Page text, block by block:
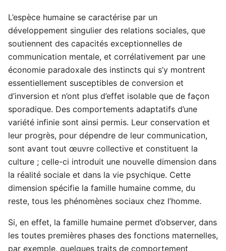
L’espèce humaine se caractérise par un
développement singulier des relations sociales, que
soutiennent des capacités exceptionnelles de
communication mentale, et corrélativement par une
économie paradoxale des instincts qui s’y montrent
essentiellement susceptibles de conversion et
d’inversion et n’ont plus d’effet isolable que de façon
sporadique. Des comportements adaptatifs d’une
variété infinie sont ainsi permis. Leur conservation et
leur progrès, pour dépendre de leur communication,
sont avant tout œuvre collective et constituent la
culture ; celle-ci introduit une nouvelle dimension dans
la réalité sociale et dans la vie psychique. Cette
dimension spécifie la famille humaine comme, du
reste, tous les phénomènes sociaux chez l’homme.
Si, en effet, la famille humaine permet d’observer, dans
les toutes premières phases des fonctions maternelles,
par exemple, quelques traits de comportement